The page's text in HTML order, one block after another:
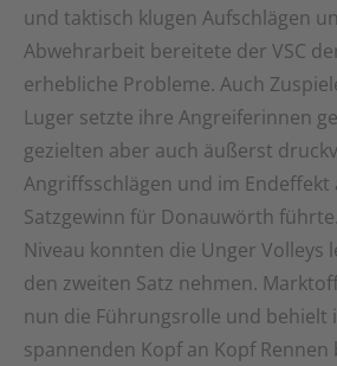
und taktisch klugen Aufschlägen
Abwehrarbeit bereitete der VSC
erhebliche Probleme. Auch
Luger setzte ihre Angreiferinnen
gezielten aber auch äußerst
Angriffsschlägen und im Endeffekt
Satzgewinn für Donauwörth
Niveau konnten die Unger Volleys
den zweiten Satz nehmen.
nun die Führungsrolle und behielt
spannenden Kopf an Kopf Rennen